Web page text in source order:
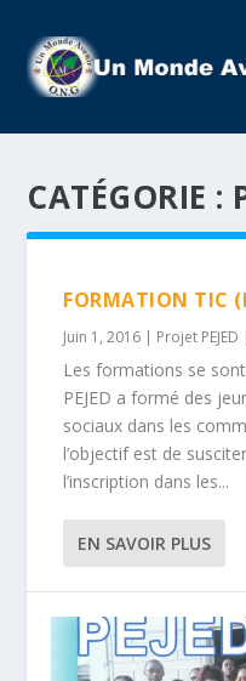
CATÉGORIE :
FORMATION TIC
Juin 1, 2016 | Projet PEJED
Les formations se
PEJED a formé des
sociaux dans les
l’objectif est de
l’inscription dans les...
EN SAVOIR PLUS